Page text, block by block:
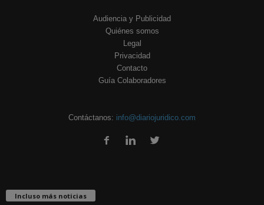
Audiencia y Publicidad
Quiénes somos
Legal
Privacidad
Contacto
Guía Colaboradores
Contáctanos: info@diariojuridico.com
Incluso más noticias